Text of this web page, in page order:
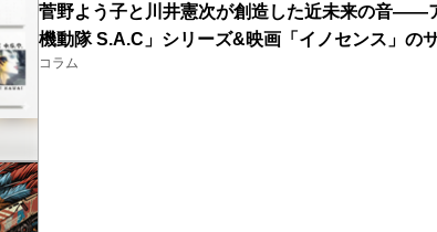
菅野よう子と川井憲次が創造した近未来の音――
機動隊 S.A.C」シリーズ&映画「イノセンス」の
コラム